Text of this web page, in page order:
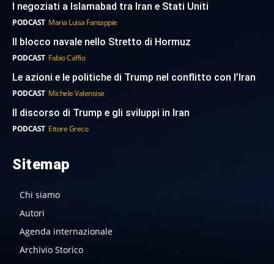
I negoziati a Islamabad tra Iran e Stati Uniti
PODCAST Maria Luisa Fantappie
Il blocco navale nello Stretto di Hormuz
PODCAST Fabio Caffio
Le azioni e le politiche di Trump nel conflitto con l’Iran
PODCAST Michele Valensise
Il discorso di Trump e gli sviluppi in Iran
PODCAST Ettore Greco
Sitemap
Chi siamo
Autori
Agenda internazionale
Archivio Storico